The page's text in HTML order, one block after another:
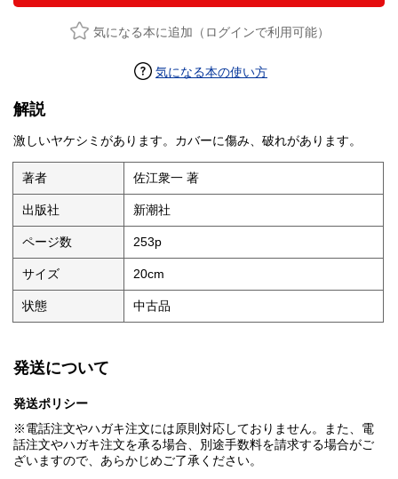
気になる本に追加（ログインで利用可能）
気になる本の使い方
解説
激しいヤケシミがあります。カバーに傷み、破れがあります。
著者 佐江衆一 著
出版社 新潮社
ページ数 253p
サイズ 20cm
状態 中古品
発送について
発送ポリシー
※電話注文やハガキ注文には原則対応しておりません。また、電
話注文やハガキ注文を承る場合、別途手数料を請求する場合がご
ざいますので、あらかじめご了承ください。